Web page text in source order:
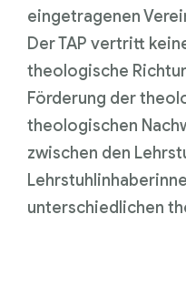
eingetragenen
Der TAP vertritt
theologische
Förderung der
theologischen
zwischen den
unterschiedlichen